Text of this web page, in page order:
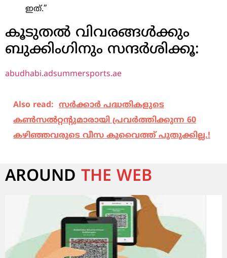
ഇത്.”
കൂടുതൽ വിവരങ്ങൾക്കും
ബുക്കിംഗിനും സന്ദർശിക്കൂ:
abudhabi.adsummersports.ae
Also read: സർക്കാർ പദ്ധതികളുടെ
കൺസൽറ്റന്റുമാരായി പ്രവർത്തിക്കുന്ന 60
കഴിഞ്ഞവരുടെ വീസ കുവൈത്ത് പുതുക്കില്ല.!
AROUND THE WEB